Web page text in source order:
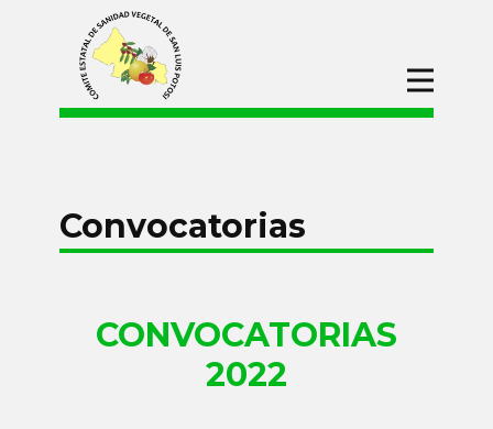
Inicio
Procesos de
Adquisiciones
Divulgación
Convocatorias
CONVOCATORIAS
2022